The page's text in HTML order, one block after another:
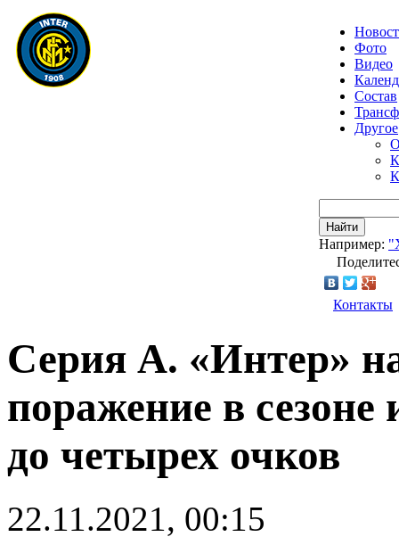
Фото
Видео
Состав
Другое
Найти
Например:
Контакты
Серия А. «Интер»
поражение в сезоне
до четырех очков
22.11.2021, 00:15